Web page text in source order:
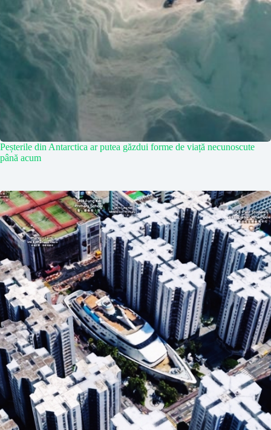
Peșterile din Antarctica ar putea găzdui forme de viață necunoscute
până acum